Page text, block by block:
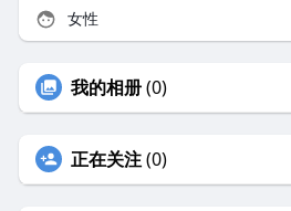
女性
我的相册(0)
正在关注(0)